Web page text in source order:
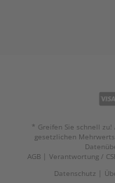
* Greifen Sie schnell
gesetzlichen
AGB
Verantwortung /
Datenschutz